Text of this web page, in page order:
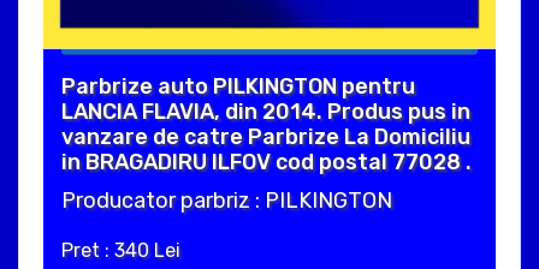
Parbrize auto PILKINGTON pentru
LANCIA FLAVIA, din 2014. Produs pus in
vanzare de catre Parbrize La Domiciliu
in BRAGADIRU ILFOV cod postal 77028 .
Producator parbriz : PILKINGTON
Pret : 340 Lei